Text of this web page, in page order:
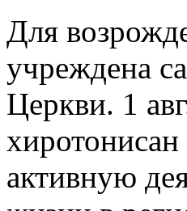
Для
учреждена
Церкви. 1
активную